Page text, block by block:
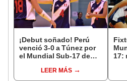
¡Debut soñado! Perú
venció 3-0 a Túnez por
el Mundial Sub-17 de
LEER MÁS
17: